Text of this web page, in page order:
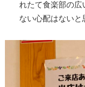
れたて食楽部の
ない心配はないと